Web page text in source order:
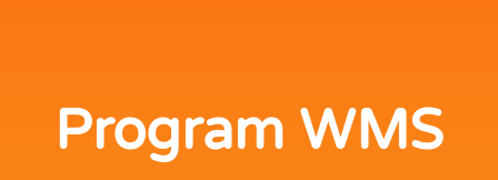
Program WMS